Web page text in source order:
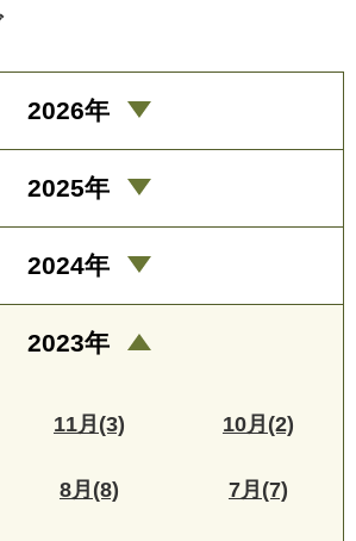
2026年
2025年
2024年
2023年
11月(3) 10月(2)
8月(8) 7月(7)